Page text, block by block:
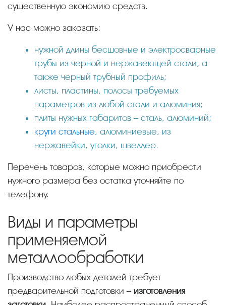
существенную экономию средств.
У нас можно заказать:
нужной длины бесшовные и электросварные
трубы из черной и нержавеющей стали, а
также черный трубный профиль;
листы, пластины, полосы требуемых
параметров из любой стали и алюминия;
плиты нужных габаритов – сталь, алюминий;
круги стальные, алюминиевые, из
нержавейки, уголки, швеллер.
Перечень товаров, которые можно приобрести
нужного размера без остатка уточняйте по
телефону.
Виды и параметры
применяемой
металлообработки
Производство любых деталей требует
предварительной подготовки – изготовления